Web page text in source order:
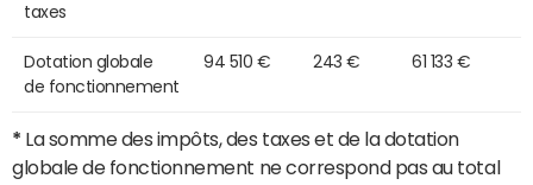
taxes
Dotation globale
de fonctionnement
94 510 € 243 € 61 133 €
* La somme des impôts, des taxes et de la dotation
globale de fonctionnement ne correspond pas au total